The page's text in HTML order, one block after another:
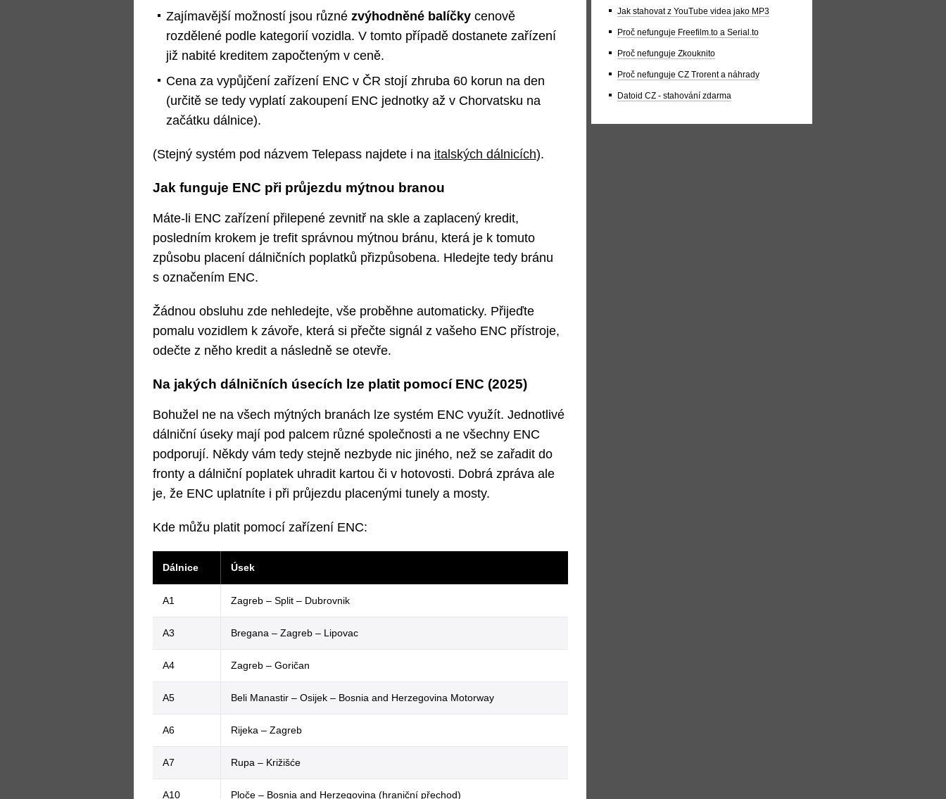
Zajímavější možností jsou různé zvýhodněné balíčkycenově
rozdělené podle kategorií vozidla. V tomto případě dostanete zařízení
již nabité kreditem započteným v ceně.
Cena za vypůjčení zařízení ENC v ČR stojí zhruba 60 korun na den
(určitě se tedy vyplatí zakoupení ENC jednotky až v Chorvatsku na
začátku dálnice).
(Stejný systém pod názvem Telepass najdete i na italských dálnicích).
Jak funguje ENC při průjezdu mýtnou branou
Máte-li ENC zařízení přilepené zevnitř na skle a zaplacený kredit,
posledním krokem je trefit správnou mýtnou bránu, která je k tomuto
způsobu placení dálničních poplatků přizpůsobena. Hledejte tedy bránu
s označením ENC.
Žádnou obsluhu zde nehledejte, vše proběhne automaticky. Přijeďte
pomalu vozidlem k závoře, která si přečte signál z vašeho ENC přístroje,
odečte z něho kredit a následně se otevře.
Na jakých dálničních úsecích lze platit pomocí ENC (2025)
Bohužel ne na všech mýtných branách lze systém ENC využít. Jednotlivé
dálniční úseky mají pod palcem různé společnosti a ne všechny ENC
podporují. Někdy vám tedy stejně nezbyde nic jiného, než se zařadit do
fronty a dálniční poplatek uhradit kartou či v hotovosti. Dobrá zpráva ale
je, že ENC uplatníte i při průjezdu placenými tunely a mosty.
Kde můžu platit pomocí zařízení ENC:
Dálnice Úsek
A1 Zagreb – Split – Dubrovnik
A3 Bregana – Zagreb – Lipovac
A4 Zagreb – Goričan
A5 Beli Manastir – Osijek – Bosnia and Herzegovina Motorway
A6 Rijeka – Zagreb
A7 Rupa – Križišće
A10 Ploče – Bosnia and Herzegovina (hraniční přechod)
Jak stahovat z YouTube videa jako MP3
Proč nefunguje Freefilm.to a Serial.to
Proč nefunguje Zkouknito
Proč nefunguje CZ Trorent a náhrady
Datoid CZ - stahování zdarma